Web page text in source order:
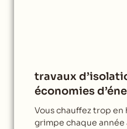
travaux
économies
Vous chauffez trop
grimpe chaque année